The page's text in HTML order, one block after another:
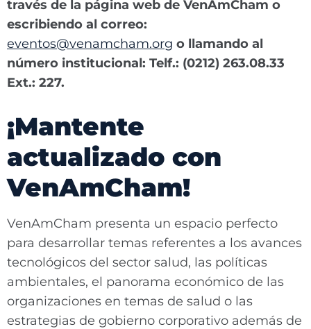
través de la página web de VenAmCham o
escribiendo al correo:
eventos@venamcham.org o llamando al
número institucional: Telf.: (0212) 263.08.33
Ext.: 227.
¡Mantente
actualizado con
VenAmCham!
VenAmCham presenta un espacio perfecto
para desarrollar temas referentes a los avances
tecnológicos del sector salud, las políticas
ambientales, el panorama económico de las
organizaciones en temas de salud o las
estrategias de gobierno corporativo además de